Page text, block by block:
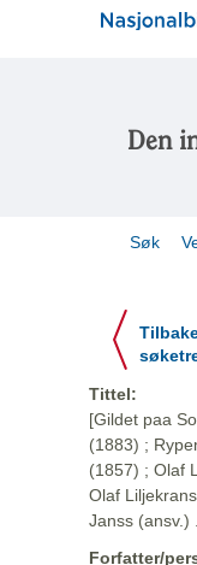
Den
Søk
Tittel:
[Gildet paa
(1883) ;
(1857) ; Olaf
Olaf
Janss (ansv.)
Forfatter/